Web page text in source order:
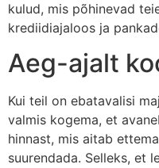
kulud, mis põhinevad
krediidiajaloos ja
Aeg-ajalt
Kui teil on ebatavalisi
valmis kogema, et
hinnast, mis aitab
suurendada. Selleks, et